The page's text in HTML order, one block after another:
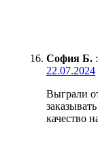
София Б. :
22.07.2024
Выграли
качество